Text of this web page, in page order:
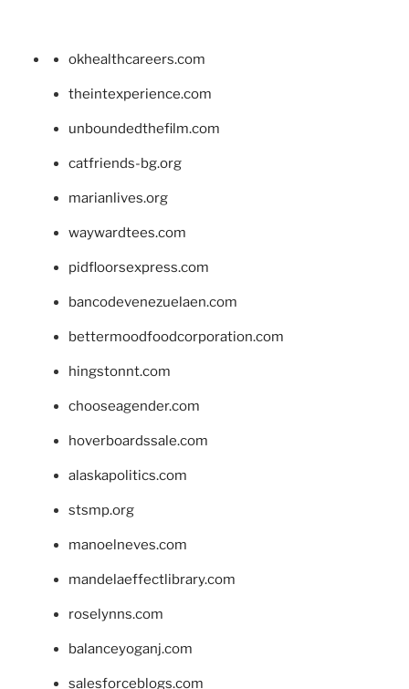
okhealthcareers.com
theintexperience.com
unboundedthefilm.com
catfriends-bg.org
marianlives.org
waywardtees.com
pidfloorsexpress.com
bancodevenezuelaen.com
bettermoodfoodcorporation.com
hingstonnt.com
chooseagender.com
hoverboardssale.com
alaskapolitics.com
stsmp.org
manoelneves.com
mandelaeffectlibrary.com
roselynns.com
balanceyoganj.com
salesforceblogs.com